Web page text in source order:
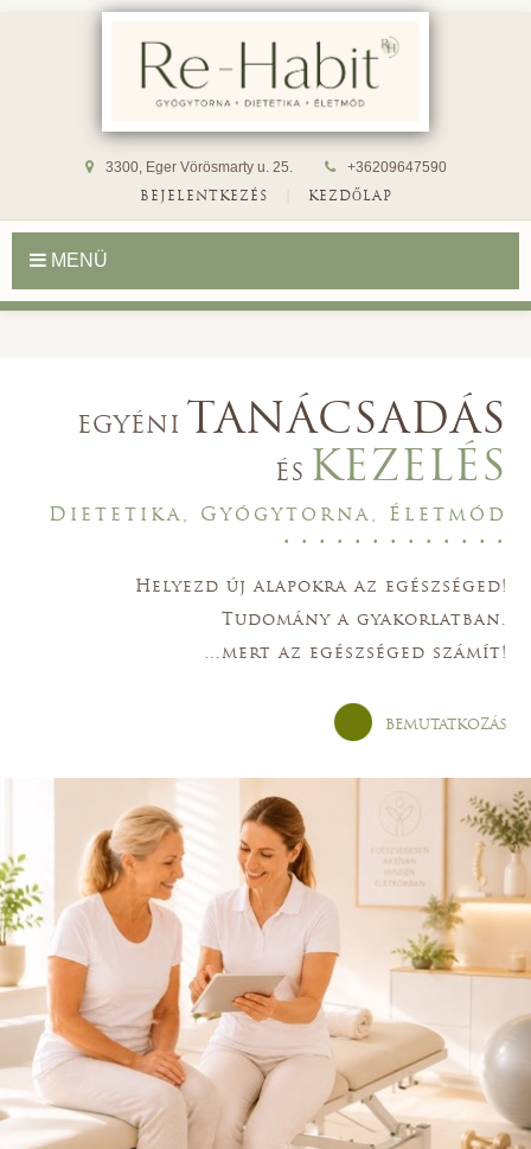
3300, Eger Vörösmarty u. 25.
+36209647590
BEJELENTKEZÉS
KEZDŐLAP
MENÜ
EGYÉNI TANÁCSADÁS
ÉS KEZELÉS
Dietetika, Gyógytorna, Életmód
• • • • • • • • • • • • •
Helyezd új alapokra az egészséged!
Tudomány a gyakorlatban.
…mert az egészséged számít!
BEMUTATKOZÁS